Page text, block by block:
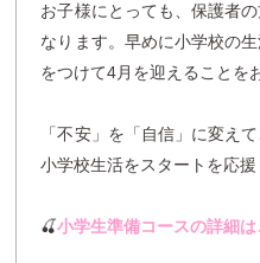
お子様にとっても、保護者
なります。早めに小学校の
をつけて4月を迎えることを
「不安」を「自信」に変え
小学校生活をスタートを応援
🍒小学生準備コースの詳細